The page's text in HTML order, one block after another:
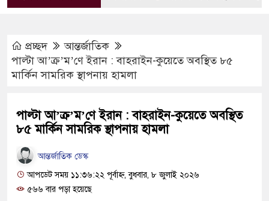
প্রচ্ছদ
আন্তর্জাতিক
পাল্টা আ’ক্র’ম’ণে ইরান : বাহরাইন-কুয়েতে অবস্থিত ৮৫
মার্কিন সামরিক স্থাপনায় হামলা
পাল্টা আ’ক্র’ম’ণে ইরান : বাহরাইন-কুয়েতে অবস্থিত
৮৫ মার্কিন সামরিক স্থাপনায় হামলা
আন্তর্জাতিক ডেস্ক
আপডেট সময় ১১:৩৬:২২ পূর্বাহ্ন, বুধবার, ৮ জুলাই ২০২৬
৫৬৬ বার পড়া হয়েছে